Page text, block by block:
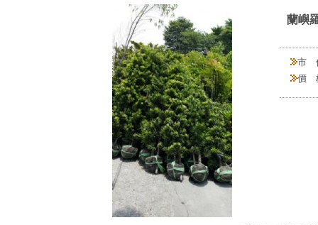
蘭嶼
市
價